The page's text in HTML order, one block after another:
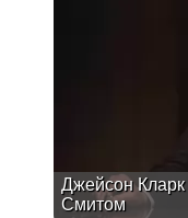
Джейсон Кларк
Смитом